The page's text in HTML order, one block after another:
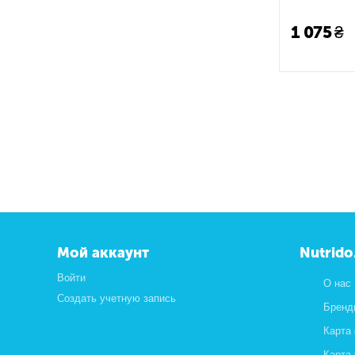
1 075₴
Мой аккаунт
Войти
Создать учетную запись
О нас
Карта